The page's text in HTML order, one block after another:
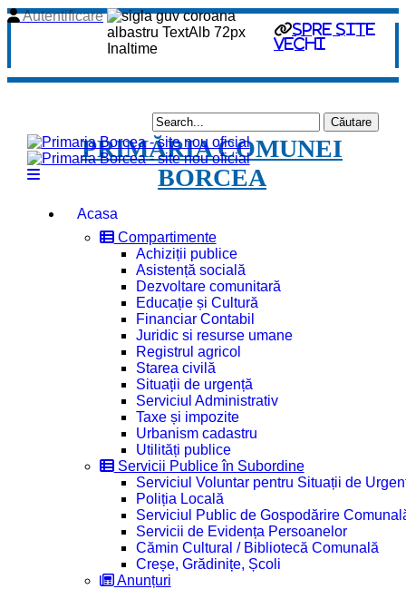
spre site
vechi
Autentificare
PRIMĂRIA COMUNEI
BORCEA
Acasa
Compartimente
Achiziții publice
Asistență socială
Dezvoltare comunitară
Educație și Cultură
Financiar Contabil
Juridic si resurse umane
Registrul agricol
Starea civilă
Situații de urgență
Serviciul Administrativ
Taxe și impozite
Urbanism cadastru
Utilități publice
Servicii Publice în Subordine
Serviciul Voluntar pentru Situații de
Poliția Locală
Serviciul Public de Gospodărire
Servicii de Evidența Persoanelor
Cămin Cultural / Bibliotecă Comunală
Creșe, Grădinițe, Școli
Anunțuri